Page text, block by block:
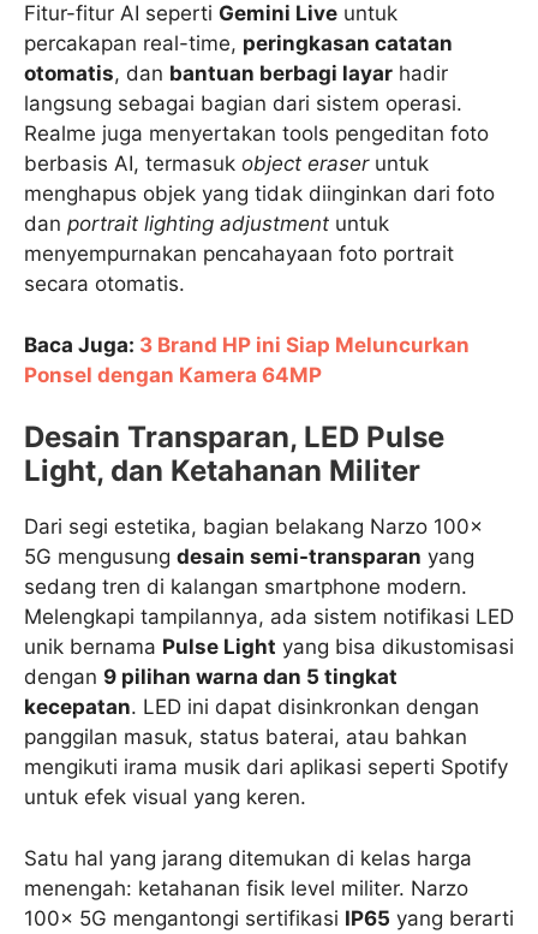
Fitur-fitur AI seperti Gemini Live untuk
percakapan real-time, peringkasan catatan
otomatis, dan bantuan berbagi layar hadir
langsung sebagai bagian dari sistem operasi.
Realme juga menyertakan tools pengeditan foto
berbasis AI, termasuk object eraseruntuk
menghapus objek yang tidak diinginkan dari foto
dan portrait lighting adjustment untuk
menyempurnakan pencahayaan foto portrait
secara otomatis.
Baca Juga: 3 Brand HP ini Siap Meluncurkan
Ponsel dengan Kamera 64MP
Desain Transparan, LED Pulse
Light, dan Ketahanan Militer
Dari segi estetika, bagian belakang Narzo 100x
5G mengusung desain semi-transparan yang
sedang tren di kalangan smartphone modern.
Melengkapi tampilannya, ada sistem notifikasi LED
unik bernama Pulse Light yang bisa dikustomisasi
dengan 9 pilihan warna dan 5 tingkat
kecepatan. LED ini dapat disinkronkan dengan
panggilan masuk, status baterai, atau bahkan
mengikuti irama musik dari aplikasi seperti Spotify
untuk efek visual yang keren.
Satu hal yang jarang ditemukan di kelas harga
menengah: ketahanan fisik level militer. Narzo
100x 5G mengantongi sertifikasi IP65 yang berarti